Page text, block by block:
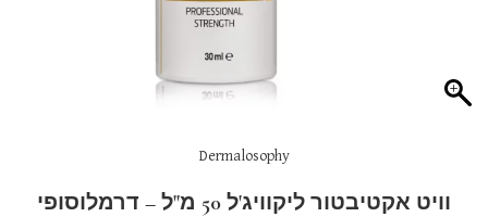
Dermalosophy
וויט אקטיבטור ליקוויג'ל 50 מ"ל – דרמלוסופי